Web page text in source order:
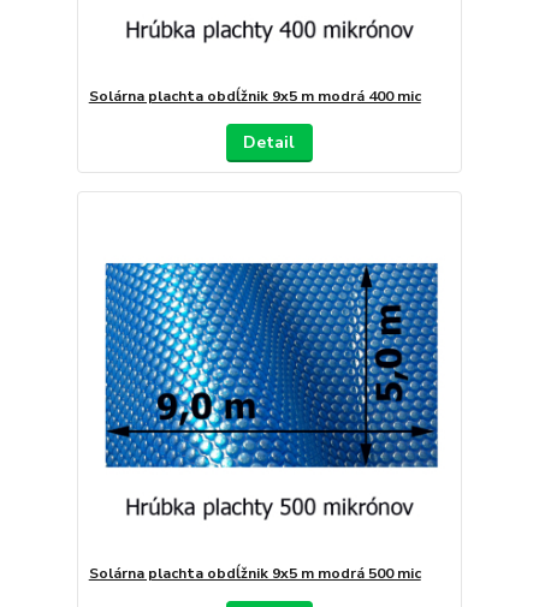
Solárna plachta obdĺžnik 9x5 m modrá 400 mic
Detail
Solárna plachta obdĺžnik 9x5 m modrá 500 mic